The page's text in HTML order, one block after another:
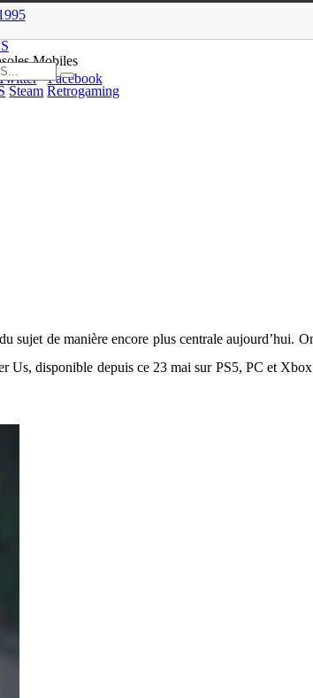
Mobiles
Steam Retrogaming
Facebook
sujet de manière encore plus centrale aujourd’hui.
disponible depuis ce 23 mai sur PS5, PC et